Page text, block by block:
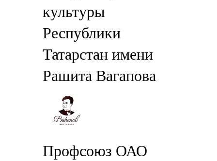
культуры
Республики
Татарстан имени
Рашита Вагапова
Профсоюз ОАО